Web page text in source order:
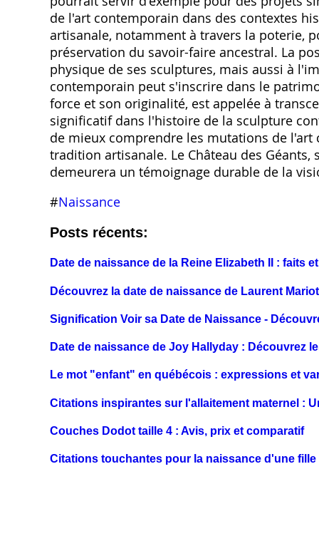
de l'art contemporain dans des contextes
artisanale, notamment à travers la poterie,
préservation du savoir-faire ancestral. La
physique de ses sculptures, mais aussi à
contemporain peut s'inscrire dans le
force et son originalité, est appelée à
significatif dans l'histoire de la sculpture
de mieux comprendre les mutations de
tradition artisanale. Le Château des
demeurera un témoignage durable de la
#Naissance
Posts récents:
Date de naissance de la Reine Elizabeth II : faits
Découvrez la date de naissance de Laurent
Signification Voir sa Date de Naissance -
Date de naissance de Joy Hallyday : Découvrez
Le mot "enfant" en québécois : expressions et
Citations inspirantes sur l'allaitement maternel :
Couches Dodot taille 4 : Avis, prix et comparatif
Citations touchantes pour la naissance d'une